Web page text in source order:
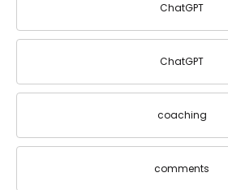
ChatGPT
ChatGPT
coaching
comments